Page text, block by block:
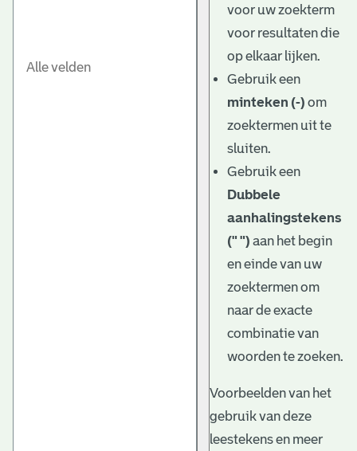
voor uw zoekterm
voor resultaten die
op elkaar lijken.
Gebruik een
minteken (-) om
zoektermen uit te
sluiten.
Gebruik een
Dubbele
aanhalingstekens
(" ") aan het begin
en einde van uw
zoektermen om
naar de exacte
combinatie van
woorden te zoeken.
Voorbeelden van het
gebruik van deze
leestekens en meer